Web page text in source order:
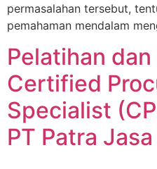
permasalahan tersebut,
pemahaman mendalam
Pelatihan
Certified
Specialist
PT Patra